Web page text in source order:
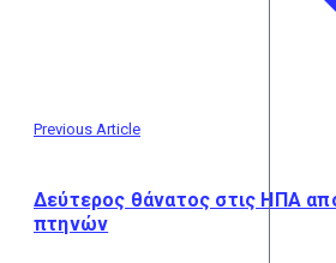
Previous Article
Δεύτερος θάνατος στις ΗΠΑ
πτηνών